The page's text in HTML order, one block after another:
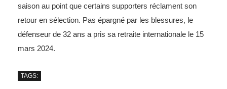
saison au point que certains supporters réclament son
retour en sélection. Pas épargné par les blessures, le
défenseur de 32 ans a pris sa retraite internationale le 15
mars 2024.
TAGS: